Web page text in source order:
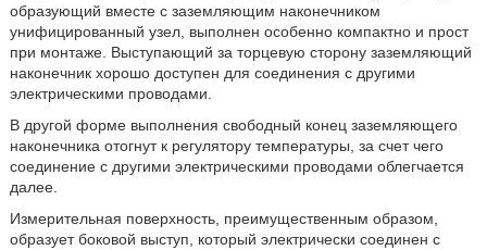
образующий вместе с заземляющим наконечником
унифицированный узел, выполнен особенно компактно и прост
при монтаже. Выступающий за торцевую сторону заземляющий
наконечник хорошо доступен для соединения с другими
электрическими проводами.
В другой форме выполнения свободный конец заземляющего
наконечника отогнут к регулятору температуры, за счет чего
соединение с другими электрическими проводами облегчается
далее.
Измерительная поверхность, преимущественным образом,
образует боковой выступ, который электрически соединен с